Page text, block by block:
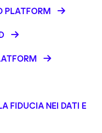
PLATFORM
FIDUCIA NEI DATI E